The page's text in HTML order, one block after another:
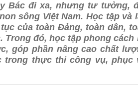
Bác đi xa, nhưng tư tưởng,
sông Việt Nam. Học tập và
của toàn Đảng, toàn dân,
đó, học tập phong cách
góp phần nâng cao chất
trong thực thi công vụ, phục